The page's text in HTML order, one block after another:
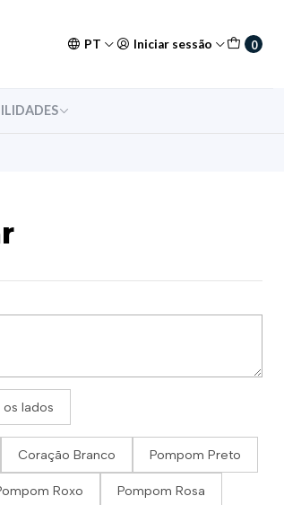
PT Iniciar sessão 0
lados
Coração Branco Pompom Preto
Roxo Pompom Rosa